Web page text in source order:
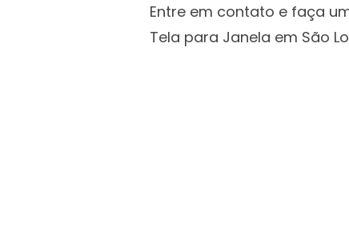
Entre em contato e faça
Tela para Janela em São